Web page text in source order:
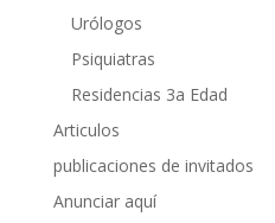
Urólogos
Psiquiatras
Residencias 3a Edad
Articulos
publicaciones de invitados
Anunciar aquí